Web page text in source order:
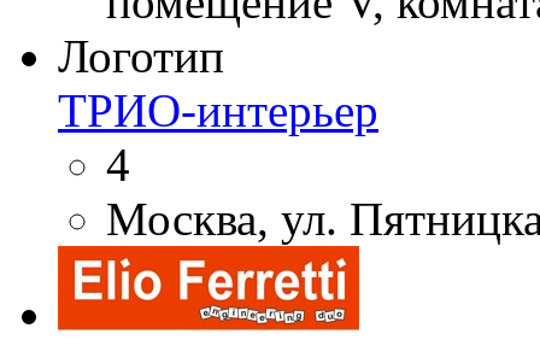
Логотип
ТРИО-интерьер
4
Москва, ул.